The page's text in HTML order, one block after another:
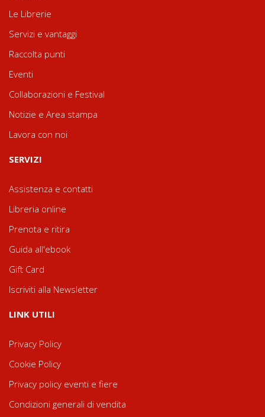
Le Librerie
Servizi e vantaggi
Raccolta punti
Eventi
Collaborazioni e Festival
Notizie e Area stampa
Lavora con noi
SERVIZI
Assistenza e contatti
Libreria online
Prenota e ritira
Guida all'ebook
Gift Card
Iscriviti alla Newsletter
LINK UTILI
Privacy Policy
Cookie Policy
Privacy policy eventi e fiere
Condizioni generali di vendita